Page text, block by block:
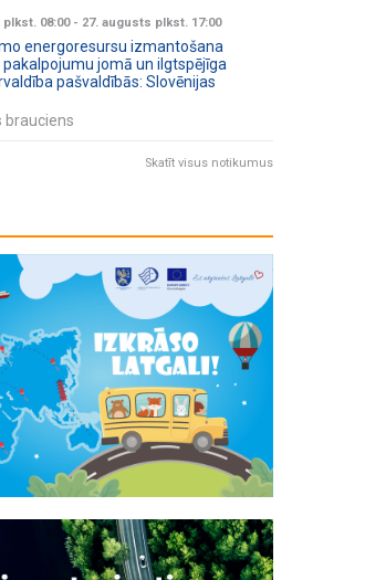
08:00- 27. augusts plkst. 17:00
energoresursu izmantošana
pakalpojumu jomā un ilgtspējīga
pašvaldībās: Slovēnijas
brauciens
Skatīt visus notikumus